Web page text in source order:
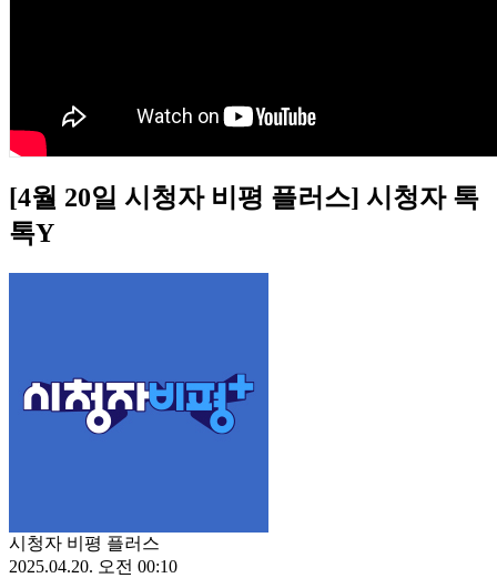
[4월 20일 시청자 비평 플러스] 시청자 톡
톡Y
시청자 비평 플러스
2025.04.20. 오전 00:10